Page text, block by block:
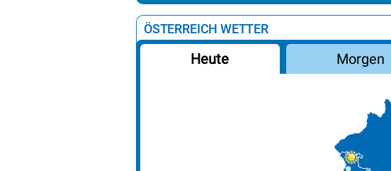
ÖSTERREICH WETTER
Heute Morgen